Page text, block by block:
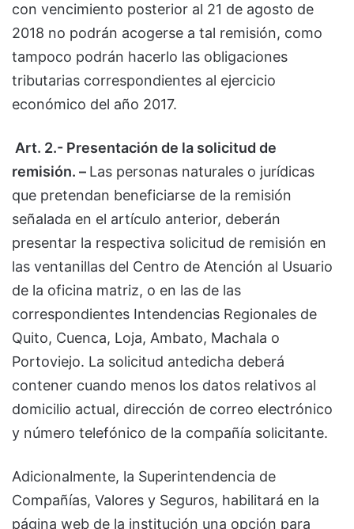
con vencimiento posterior al 21 de agosto de
2018 no podrán acogerse a tal remisión, como
tampoco podrán hacerlo las obligaciones
tributarias correspondientes al ejercicio
económico del año 2017.
Art. 2.- Presentación de la solicitud de
remisión. – Las personas naturales o jurídicas
que pretendan beneficiarse de la remisión
señalada en el artículo anterior, deberán
presentar la respectiva solicitud de remisión en
las ventanillas del Centro de Atención al Usuario
de la oficina matriz, o en las de las
correspondientes Intendencias Regionales de
Quito, Cuenca, Loja, Ambato, Machala o
Portoviejo. La solicitud antedicha deberá
contener cuando menos los datos relativos al
domicilio actual, dirección de correo electrónico
y número telefónico de la compañía solicitante.
Adicionalmente, la Superintendencia de
Compañías, Valores y Seguros, habilitará en la
página web de la institución una opción para